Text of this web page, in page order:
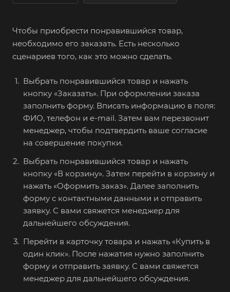
Чтобы приобрести понравившийся товар,
необходимо его заказать. Есть несколько
сценариев того, как это можно сделать.
Выбрать понравившийся товар и нажать
кнопку «Заказать». При оформлении заказа
заполнить форму. Вписать информацию в поля:
ФИО, телефон и e-mail. Затем вам перезвонит
менеджер, чтобы подтвердить ваше согласие
на совершение покупки.
Выбрать понравившийся товар и нажать
кнопку «В корзину». Затем перейти в корзину и
нажать «Оформить заказ». Далее заполнить
форму с контактными данными и отправить
заявку. С вами свяжется менеджер для
дальнейшего обсуждения.
Перейти в карточку товара и нажать «Купить в
один клик». После нажатия нужно заполнить
форму и отправить заявку. С вами свяжется
менеджер для дальнейшего обсуждения.